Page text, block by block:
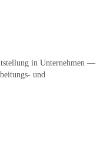
in Unternehmen —
und